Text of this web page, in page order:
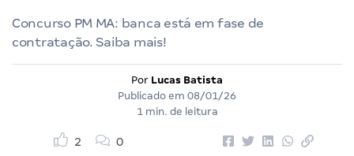
Concurso PM MA: banca está em fase de
contratação. Saiba mais!
Por Lucas Batista
Publicado em 08/01/26
1 min. de leitura
2 0